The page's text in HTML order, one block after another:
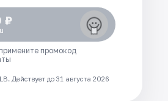
₽
промокод
Действует до 31 августа 2026